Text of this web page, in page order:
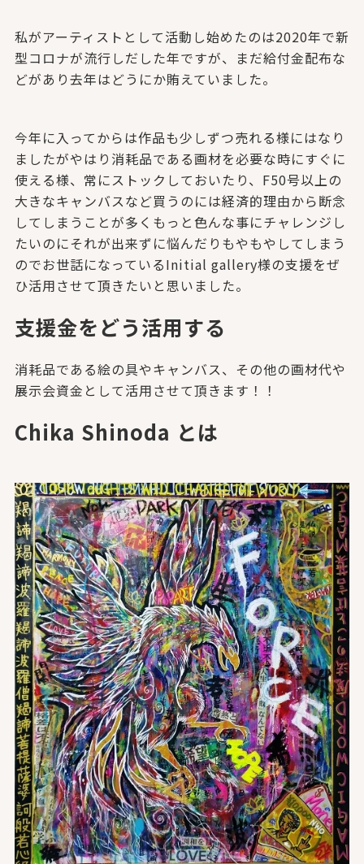
私がアーティストとして活動し始めたのは2020年で新
型コロナが流行しだした年ですが、まだ給付金配布な
どがあり去年はどうにか賄えていました。
今年に入ってからは作品も少しずつ売れる様にはなり
ましたがやはり消耗品である画材を必要な時にすぐに
使える様、常にストックしておいたり、F50号以上の
大きなキャンバスなど買うのには経済的理由から断念
してしまうことが多くもっと色んな事にチャレンジし
たいのにそれが出来ずに悩んだりもやもやしてしまう
のでお世話になっているInitial gallery様の支援をぜ
ひ活用させて頂きたいと思いました。
支援金をどう活用する
消耗品である絵の具やキャンバス、その他の画材代や
展示会資金として活用させて頂きます！！
Chika Shinoda とは